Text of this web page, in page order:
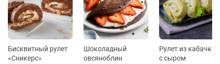
Бисквитный рулет
«Сникерс»
Шоколадный
овсяноблин
Рулет из кабачков
с сыром